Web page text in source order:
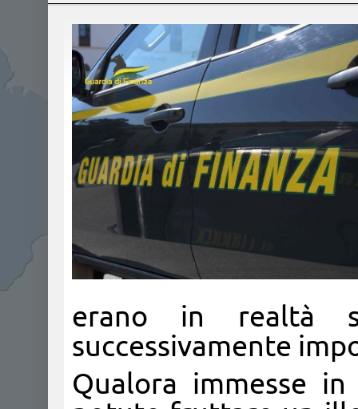
erano in realtà
successivamente
Qualora immesse